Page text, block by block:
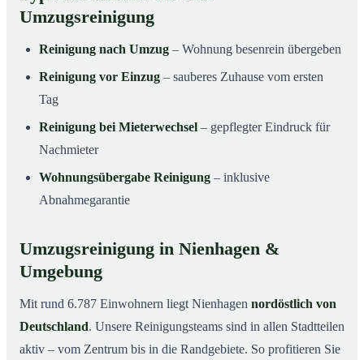
Umzugsreinigung
Reinigung nach Umzug – Wohnung besenrein übergeben
Reinigung vor Einzug – sauberes Zuhause vom ersten
Tag
Reinigung bei Mieterwechsel – gepflegter Eindruck für
Nachmieter
Wohnungsübergabe Reinigung – inklusive
Abnahmegarantie
Umzugsreinigung in Nienhagen &
Umgebung
Mit rund 6.787 Einwohnern liegt Nienhagen nordöstlich von
Deutschland. Unsere Reinigungsteams sind in allen Stadtteilen
aktiv – vom Zentrum bis in die Randgebiete. So profitieren Sie